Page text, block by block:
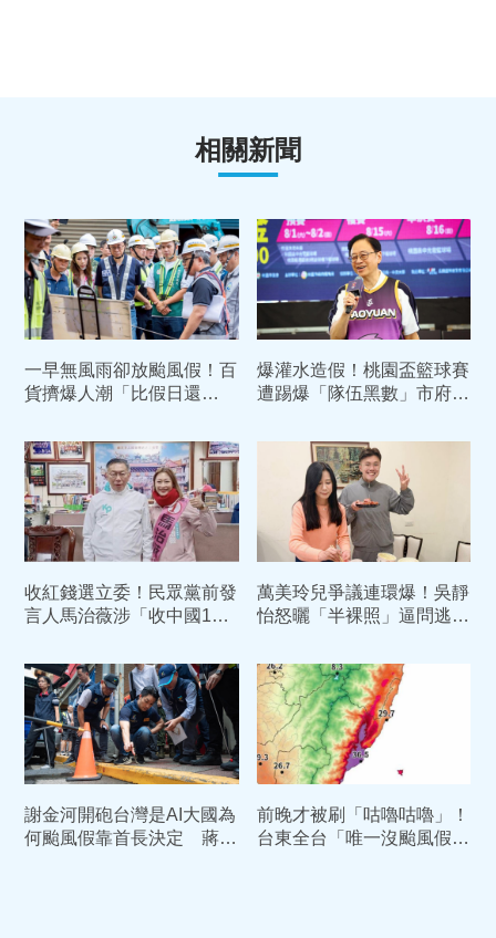
相關新聞
一早無風雨卻放颱風假！百
貨擠爆人潮「比假日還
爆灌水造假！桃園盃籃球賽
遭踢爆「隊伍黑數」市府出
收紅錢選立委！民眾黨前發
言人馬治薇涉「收中國105
今下午直奔女監執行
萬美玲兒爭議連環爆！吳靜
怡怒曬「半裸照」逼問逃兵
謝金河開砲台灣是AI大國為
何颱風假靠首長決定 蔣萬
前晚才被刷「咕嚕咕嚕」！
台東全台「唯一沒颱風假」